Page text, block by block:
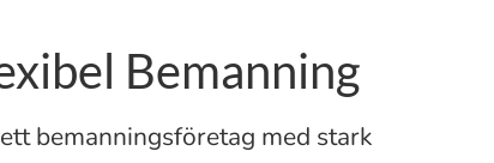
Bemanning
bemanningsföretag med stark